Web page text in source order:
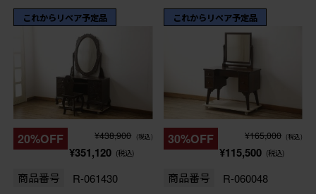
これからリペア予定品
20%OFF ¥438,900 (税込)
¥351,120 (税込)
商品番号 R-061430
これからリペア予定品
30%OFF ¥165,000 (税込)
¥115,500 (税込)
商品番号 R-060048